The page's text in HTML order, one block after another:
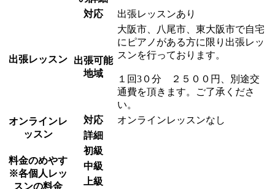
出張レッスン
対応 出張レッスンあり
出張可能
地域
大阪市、八尾市、東大阪市で自宅
にピアノがある方に限り出張レッ
スンを行っております。
１回3０分 ２５００円、別途交
通費を頂きます。ご了承くださ
い。
オンラインレ
ッスン
対応
オンラインレッスンなし
詳細
料金のめやす
※各個人レッ
スンの料金
初級
中級
上級